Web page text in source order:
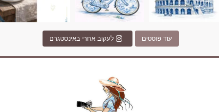
עוד פוסטים לעקוב אחרי באינסטגרם